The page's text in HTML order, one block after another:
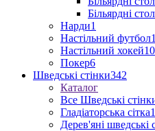
Більярдні
Нарди1
Настільний футбол
Настільний хокей10
Покер6
Шведські стінки342
Каталог
Все Шведські
Гладіаторська сітка
Дерев'яні шведські